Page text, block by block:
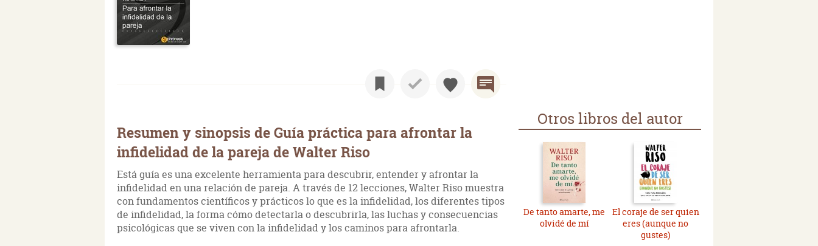
Resumen y sinopsis de Guía práctica para afrontar la
infidelidad de la pareja de Walter Riso
Está guía es una excelente herramienta para descubrir, entender y afrontar la
infidelidad en una relación de pareja. A través de 12 lecciones, Walter Riso muestra
con fundamentos científicos y prácticos lo que es la infidelidad, los diferentes tipos
de infidelidad, la forma cómo detectarla o descubrirla, las luchas y consecuencias
psicológicas que se viven con la infidelidad y los caminos para afrontarla.
Otros libros del autor
De tanto amarte, me
olvidé de mí
El coraje de ser quien
eres (aunque no
gustes)